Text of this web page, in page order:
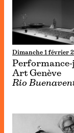
Dimanche 1 février
Performance-
Art Genève
Rio